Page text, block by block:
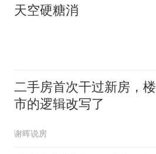
天空硬糖消
二手房首次干过新房，楼
市的逻辑改写了
谢晖说房